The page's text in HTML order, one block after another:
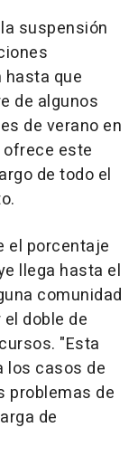
suspensión
que
de algunos
de verano en
este
de todo el
el porcentaje
llega hasta el
comunidad
doble de
"Esta
los casos de
problemas de
de